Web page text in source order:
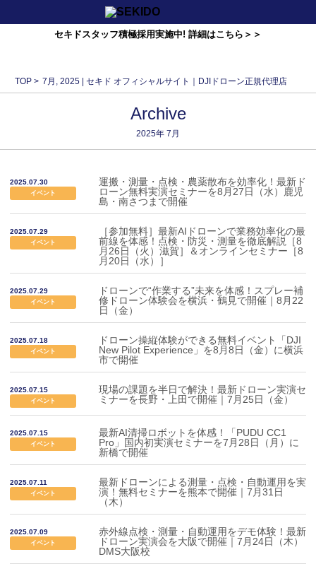
セキドスタッフ積極採用実施中! 詳細はこちら＞＞
TOP > 7月, 2025 | セキド オフィシャルサイト｜DJIドローン正規代理店
Archive
2025年 7月
2025.07.30
イベント
運搬・測量・点検・農薬散布を効率化！最新ド
ローン無料実演セミナーを8月27日（水）鹿児
島・南さつまで開催
2025.07.29
イベント
［参加無料］最新AIドローンで業務効率化の最
前線を体感！点検・防災・測量を徹底解説［8
月26日（火）滋賀］＆オンラインセミナー［8
月20日（水）］
2025.07.29
イベント
ドローンで“作業する”未来を体感！スプレー補
修ドローン体験会を横浜・鶴見で開催｜8月22
日（金）
2025.07.18
イベント
ドローン操縦体験ができる無料イベント「DJI
New Pilot Experience」を8月8日（金）に横浜
市で開催
2025.07.15
イベント
現場の課題を半日で解決！最新ドローン実演セ
ミナーを長野・上田で開催｜7月25日（金）
2025.07.15
イベント
最新AI清掃ロボットを体感！「PUDU CC1
Pro」国内初実演セミナーを7月28日（月）に
新橋で開催
2025.07.11
イベント
最新ドローンによる測量・点検・自動運用を実
演！無料セミナーを熊本で開催｜7月31日
（木）
2025.07.09
イベント
赤外線点検・測量・自動運用をデモ体験！最新
ドローン実演会を大阪で開催｜7月24日（木）
DMS大阪校